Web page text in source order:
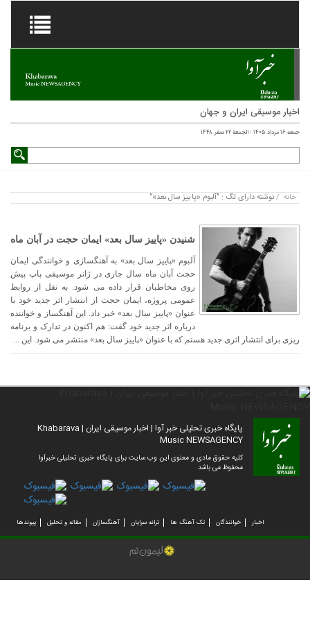
اخبار موسیقی ایران و جهان
جمعه ۱۶ مرداد ۱۴۰۵ - الجمعة ۲۲ صفر ۱۴۴۸
خانه /نوشته دارای تگ : "آلبوم «پاییز سال بعد»"
شنیدن «پاییز سال بعد» ایمان حجت در آبان ماه
آلبوم «پاییز سال بعد» به آهنگسازی و خوانندگی ایمان
حجت آبان ماه سال جاری در ژانر موسیقی پاپ پیش
روی مخاطبان قرار داده می شود. به نقل از روابط
عمومی پروژه، ایمان حجت از انتشار اثر جدید خود با
عنوان «پاییز سال بعد» خبر داد. این آهنگساز و خواننده
درباره اثر جدید خود گفت: هم اکنون در تدارک و برنامه
ریزی برای انتشار اثری جدید هستم که با عنوان «پاییز سال بعد» منتشر می شود. این ...
پایگاه خبری تحلیلی خبر آوا | اخبار موسیقی ایران | Khabarava
Music NEWSAGENCY
کلیه حقوق مادی و معنوی این وب سایت برای پایگاه خبری تحلیلی خبرآوا
محفوظ می باشد
اخبار خوانندگان تک آهنگ ها ترانه سرایان آهنگسازان مقاله و تحلیل پیوندها